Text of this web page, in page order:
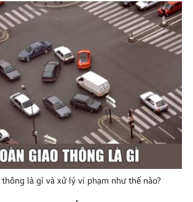
là gì và xử lý vi phạm như thế nào?